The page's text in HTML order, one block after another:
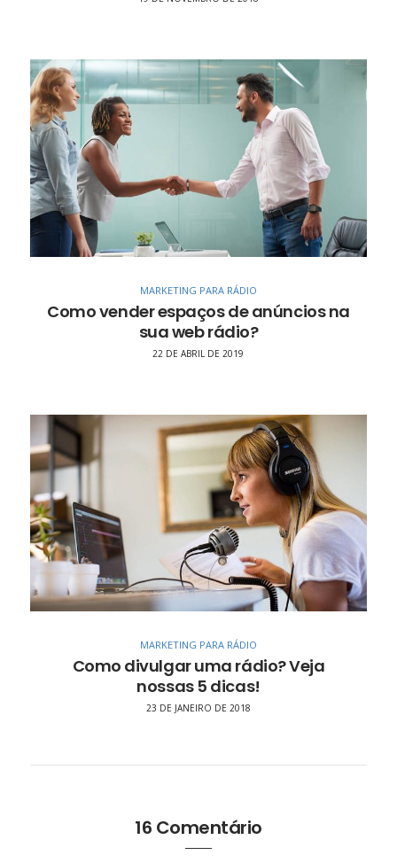
MARKETING PARA RÁDIO
Como vender espaços de anúncios na
sua web rádio?
22 DE ABRIL DE 2019
MARKETING PARA RÁDIO
Como divulgar uma rádio? Veja
nossas 5 dicas!
23 DE JANEIRO DE 2018
16 Comentário